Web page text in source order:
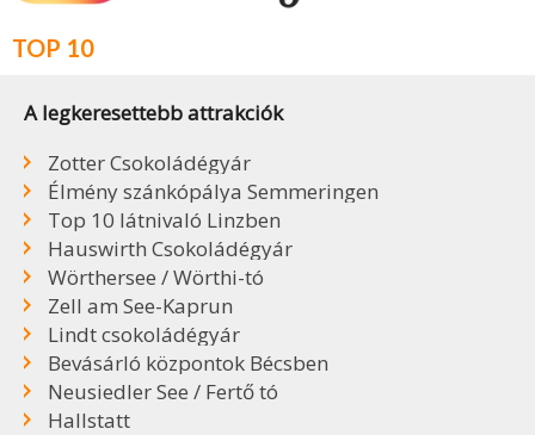
TOP 10
A legkeresettebb attrakciók
Zotter Csokoládégyár
Élmény szánkópálya Semmeringen
Top 10 látnivaló Linzben
Hauswirth Csokoládégyár
Wörthersee / Wörthi-tó
Zell am See-Kaprun
Lindt csokoládégyár
Bevásárló központok Bécsben
Neusiedler See / Fertő tó
Hallstatt